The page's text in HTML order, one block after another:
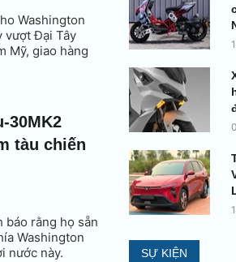
Washington
vượt Đại Tây
Mỹ, giao hàng
30MK2
tàu chiến
báo rằng họ sẵn
Washington
nước này.
SỰ KIỆN